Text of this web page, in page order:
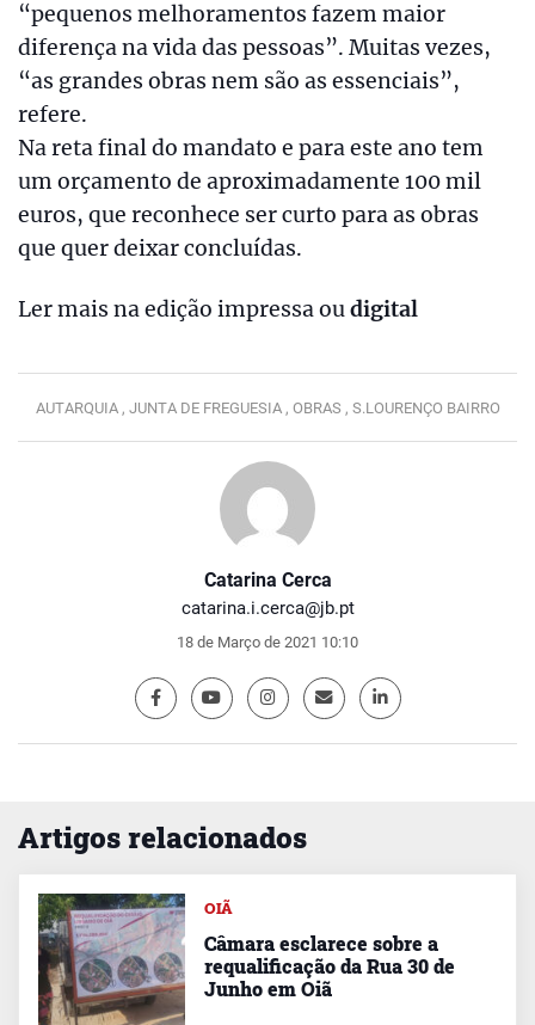
Catarina Cerca
catarina.i.cerca@jb.pt
18 de Março de 2021 10:10
“pequenos melhoramentos fazem maior
diferença na vida das pessoas”. Muitas vezes,
“as grandes obras nem são as essenciais”,
refere.
Na reta final do mandato e para este ano tem
um orçamento de aproximadamente 100 mil
euros, que reconhece ser curto para as obras
que quer deixar concluídas.
Ler mais na edição impressa oudigital
AUTARQUIA , JUNTA DE FREGUESIA , OBRAS , S.LOURENÇO BAIRRO
Artigos relacionados
OIÃ
Câmara esclarece sobre a
requalificação da Rua 30 de
Junho em Oiã